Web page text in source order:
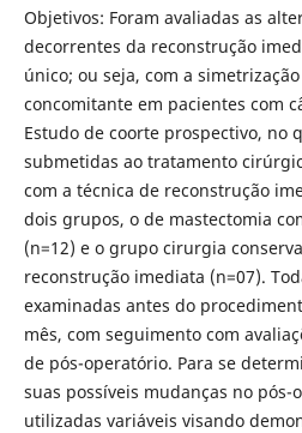
Objetivos: Foram avaliadas as
decorrentes da reconstrução
único; ou seja, com a
concomitante em pacientes com
Estudo de coorte prospectivo, no
submetidas ao tratamento
com a técnica de reconstrução
dois grupos, o de mastectomia
(n=12) e o grupo cirurgia
reconstrução imediata (n=07).
examinadas antes do
mês, com seguimento com
de pós-operatório. Para se
suas possíveis mudanças no pós-
utilizadas variáveis visando